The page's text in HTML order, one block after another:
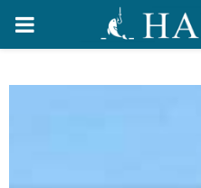
PRIMARY